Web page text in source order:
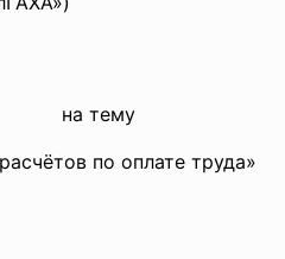
на тему
по оплате труда»